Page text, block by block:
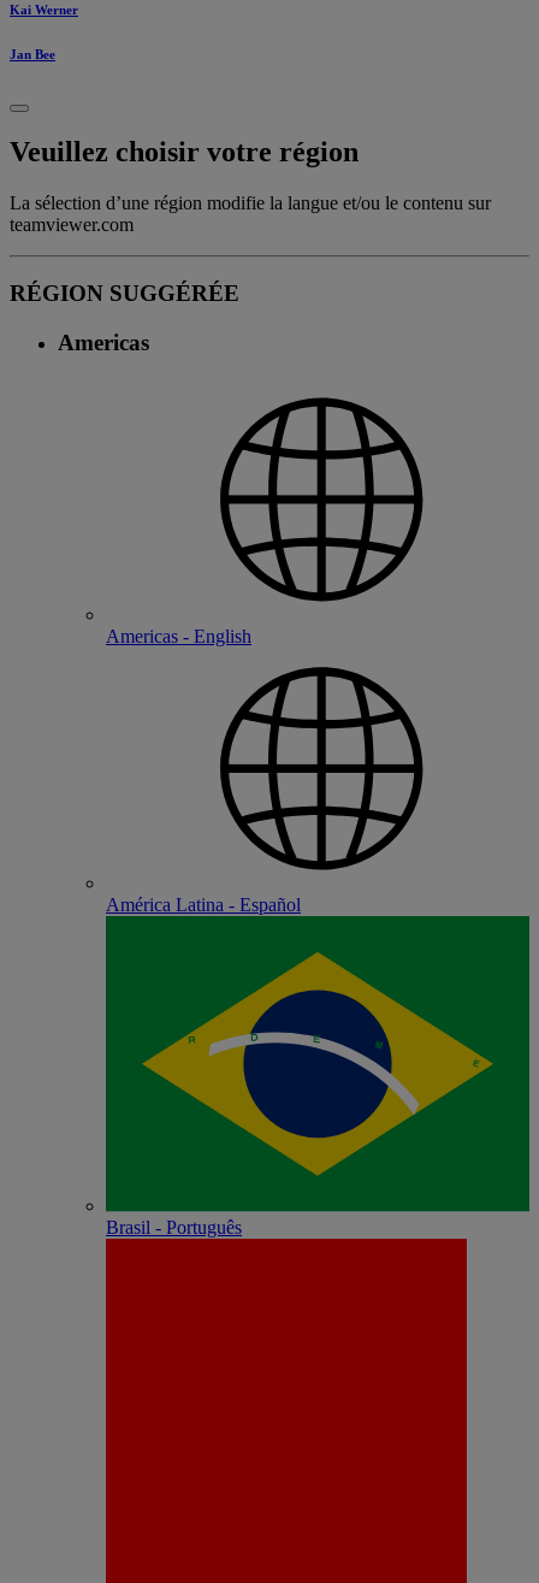
Kai Werner
Jan Bee
Veuillez choisir votre région
La sélection d’une région modifie la langue et/ou le contenu sur
teamviewer.com
RÉGION SUGGÉRÉE
Americas
Americas - English
América Latina - Español
Brasil - Português